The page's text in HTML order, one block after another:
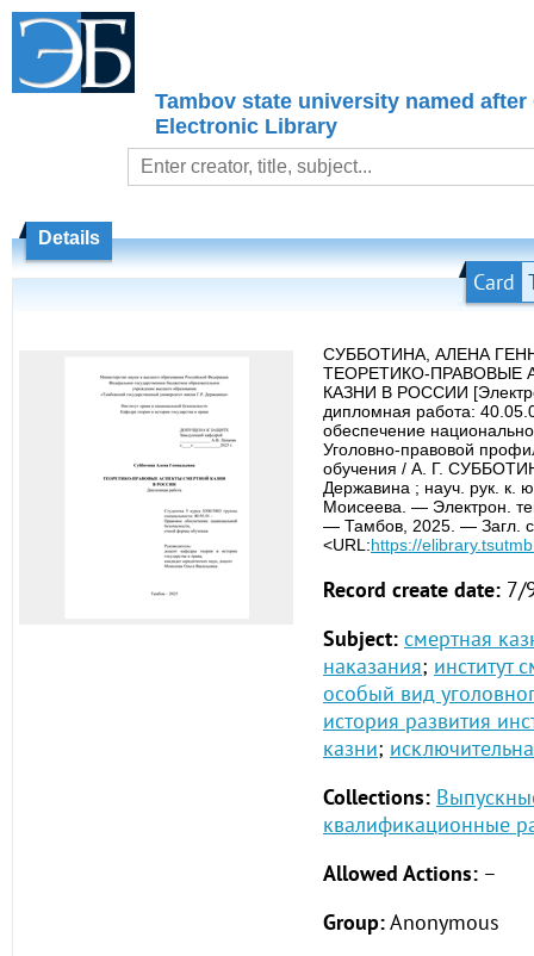
Tambov state university named after
Electronic Library
Details
Card
СУББОТИНА, АЛЕНА
ТЕОРЕТИКО-ПРАВОВЫЕ
КАЗНИ В РОССИИ
дипломная работа:
обеспечение
Уголовно-правовой
обучения / А. Г.
Державина ; науч. рук. к.
Моисеева. — Электрон.
— Тамбов, 2025. — Загл.
<URL:https://
Record create date: 7/
Subject: смертная
наказания; институт
особый вид
история развития
казни;
Collections:
квалификационные
Allowed Actions: –
Group:Anonymous